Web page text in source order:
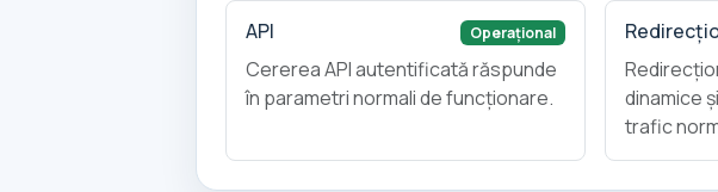
API Operațional
Cererea API autentificată răspunde
în parametri normali de funcționare.
dinamice
trafic